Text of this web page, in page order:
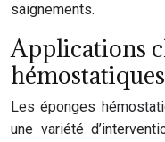
saignements.
Applications
Les éponges
une variété